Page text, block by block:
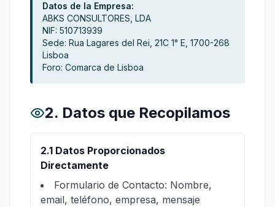
Datos de la Empresa:
ABKS CONSULTORES, LDA
NIF: 510713939
Sede: Rua Lagares del Rei, 21C 1° E, 1700-268
Lisboa
Foro: Comarca de Lisboa
2. Datos que Recopilamos
2.1 Datos Proporcionados
Directamente
Formulario de Contacto: Nombre,
email, teléfono, empresa, mensaje